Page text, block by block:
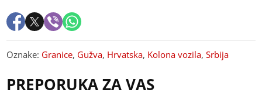
Oznake: Granice, Gužva, Hrvatska, Kolona vozila,Srbija
PREPORUKA ZA VAS